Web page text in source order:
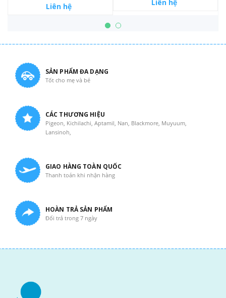
Liên hệ Liên hệ
SẢN PHẨM ĐA DẠNG
Tốt cho mẹ và bé
CÁC THƯƠNG HIỆU
Pigeon, Kichilachi, Aptamil, Nan, Blackmore, Muyuum,
Lansinoh,
GIAO HÀNG TOÀN QUỐC
Thanh toán khi nhận hàng
HOÀN TRẢ SẢN PHẨM
Đổi trả trong 7 ngày